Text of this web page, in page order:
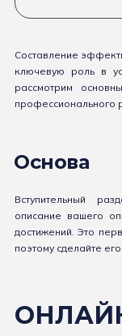
Составление
ключевую роль в
рассмотрим
профессионального
Основа
Вступительный
описание вашего
достижений. Это
поэтому сделайте